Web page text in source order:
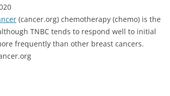
(cancer.org) chemotherapy (chemo) is the
TNBC tends to respond well to initial
frequently than other breast cancers.